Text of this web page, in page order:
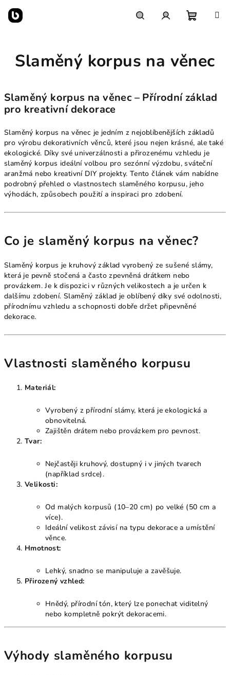
obsah
košík
Slaměný korpus na věnec
Slaměný korpus na věnec – Přírodní základ
pro kreativní dekorace
Slaměný korpus na věnec je jedním z nejoblíbenějších základů
pro výrobu dekorativních věnců, které jsou nejen krásné, ale také
ekologické. Díky své univerzálnosti a přirozenému vzhledu je
slaměný korpus ideální volbou pro sezónní výzdobu, sváteční
aranžmá nebo kreativní DIY projekty. Tento článek vám nabídne
podrobný přehled o vlastnostech slaměného korpusu, jeho
výhodách, způsobech použití a inspiraci pro zdobení.
Co je slaměný korpus na věnec?
Slaměný korpus je kruhový základ vyrobený ze sušené slámy,
která je pevně stočená a často zpevněná drátkem nebo
provázkem. Je k dispozici v různých velikostech a je určen k
dalšímu zdobení. Slaměný základ je oblíbený díky své odolnosti,
přírodnímu vzhledu a schopnosti dobře držet připevněné
dekorace.
Vlastnosti slaměného korpusu
Materiál:
Vyrobený z přírodní slámy, která je ekologická a
obnovitelná.
Zajištěn drátem nebo provázkem pro pevnost.
Tvar:
Nejčastěji kruhový, dostupný i v jiných tvarech
(například srdce).
Velikosti:
Od malých korpusů (10–20 cm) po velké (50 cm a
více).
Ideální velikost závisí na typu dekorace a umístění
věnce.
Hmotnost:
Lehký, snadno se manipuluje a zavěšuje.
Přirozený vzhled:
Hnědý, přírodní tón, který lze ponechat viditelný
nebo kompletně pokrýt dekoracemi.
Výhody slaměného korpusu